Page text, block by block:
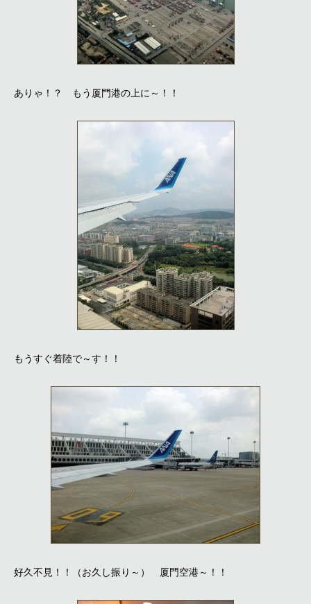
ありゃ！？ もう厦門港の上に～！！
もうすぐ着陸で～す！！
好久不見！！（お久し振り～） 厦門空港～！！